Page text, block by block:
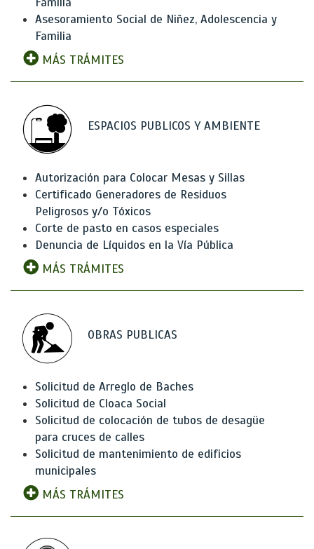
Asesoramiento Social de Niñez, Adolescencia y
Familia
MÁS TRÁMITES
ESPACIOS PUBLICOS Y AMBIENTE
Autorización para Colocar Mesas y Sillas
Certificado Generadores de Residuos
Peligrosos y/o Tóxicos
Corte de pasto en casos especiales
Denuncia de Líquidos en la Vía Pública
MÁS TRÁMITES
OBRAS PUBLICAS
Solicitud de Arreglo de Baches
Solicitud de Cloaca Social
Solicitud de colocación de tubos de desagüe
para cruces de calles
Solicitud de mantenimiento de edificios
municipales
MÁS TRÁMITES